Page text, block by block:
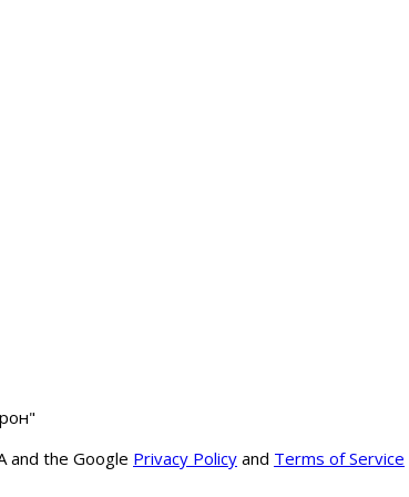
and the Google Privacy Policy and Terms of Service